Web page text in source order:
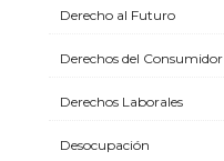
Derecho al Futuro
Derechos del Consumidor
Derechos Laborales
Desocupación